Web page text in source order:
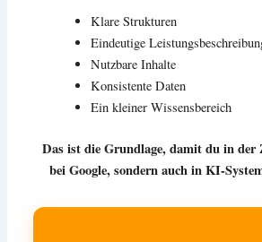
Klare Strukturen
Eindeutige
Nutzbare Inhalte
Konsistente Daten
Ein kleiner Wissensbereich
Das ist die Grundlage, damit du in
bei Google, sondern auch in KI-